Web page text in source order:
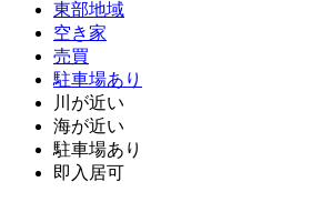
東部地域
空き家
売買
駐車場あり
川が近い
海が近い
駐車場あり
即入居可